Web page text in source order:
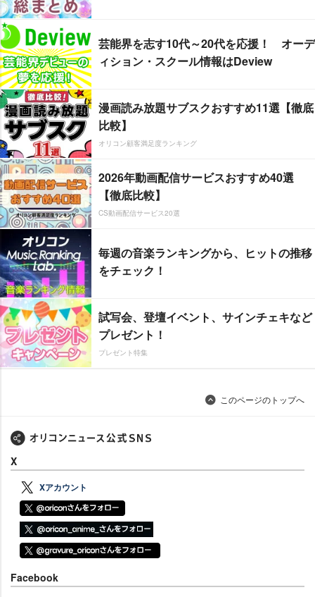
芸能界を志す10代～20代を応援！ オーデ
ィション・スクール情報はDeview
漫画読み放題サブスクおすすめ11選【徹底
比較】
オリコン顧客満足度ランキング
2026年動画配信サービスおすすめ40選
【徹底比較】
CS動画配信サービス20選
毎週の音楽ランキングから、ヒットの推移
をチェック！
試写会、登壇イベント、サインチェキなど
プレゼント！
プレゼント特集
このページのトップへ
X
Xアカウント
Facebook